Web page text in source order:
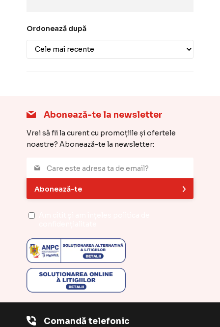
Ordonează după
Comandă telefonic
Abonează-te la newsletter
Vrei să fii la curent cu promoțiile și ofertele
noastre? Abonează-te la newsletter:
Abonează-te